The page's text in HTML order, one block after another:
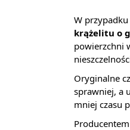
W przypadku
krążelitu o
powierzchni
Oryginalne
sprawniej, a
mniej czasu